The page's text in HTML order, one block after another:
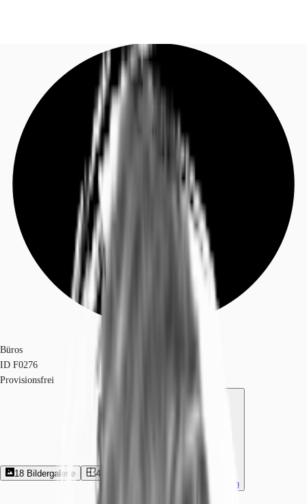
Investieren
Marktinformationen
Coworking
Ihre Ansprechpartner
Favoriten
Jetzt anrufen
Büros
ID F0276
Provisionsfrei
18 Bildergalerie 4
Exposé herunterladen